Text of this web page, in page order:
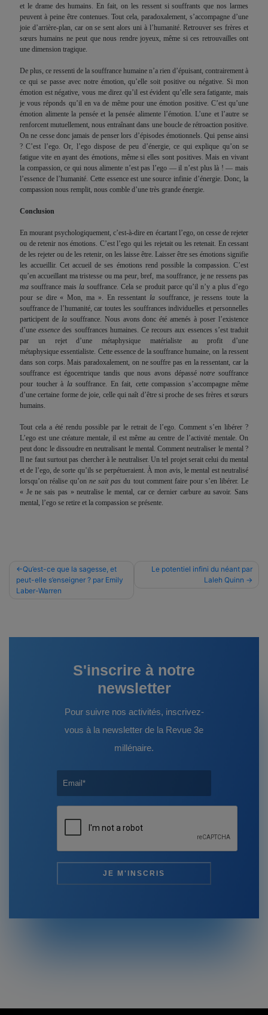
et le drame des humains. En fait, on les ressent si souffrants que nos larmes
peuvent à peine être contenues. Tout cela, paradoxalement, s’accompagne d’une
joie d’arrière-plan, car on se sent alors uni à l’humanité. Retrouver ses frères et
sœurs humains ne peut que nous rendre joyeux, même si ces retrouvailles ont
une dimension tragique.
De plus, ce ressenti de la souffrance humaine n’a rien d’épuisant, contrairement à
ce qui se passe avec notre émotion, qu’elle soit positive ou négative. Si mon
émotion est négative, vous me direz qu’il est évident qu’elle sera fatigante, mais
je vous réponds qu’il en va de même pour une émotion positive. C’est qu’une
émotion alimente la pensée et la pensée alimente l’émotion. L’une et l’autre se
renforcent mutuellement, nous entraînant dans une boucle de rétroaction positive.
On ne cesse donc jamais de penser lors d’épisodes émotionnels. Qui pense ainsi
? C’est l’ego. Or, l’ego dispose de peu d’énergie, ce qui explique qu’on se
fatigue vite en ayant des émotions, même si elles sont positives. Mais en vivant
la compassion, ce qui nous alimente n’est pas l’ego — il n’est plus là ! — mais
l’essence de l’humanité. Cette essence est une source infinie d’énergie. Donc, la
compassion nous remplit, nous comble d’une très grande énergie.
Conclusion
En mourant psychologiquement, c’est-à-dire en écartant l’ego, on cesse de rejeter
ou de retenir nos émotions. C’est l’ego qui les rejetait ou les retenait. En cessant
de les rejeter ou de les retenir, on les laisse être. Laisser être ses émotions signifie
les accueillir. Cet accueil de ses émotions rend possible la compassion. C’est
qu’en accueillant ma tristesse ou ma peur, bref, ma souffrance, je ne ressens pas
ma souffrance mais la souffrance. Cela se produit parce qu’il n’y a plus d’ego
pour se dire « Mon, ma ». En ressentantla souffrance, je ressens toute la
souffrance de l’humanité, car toutes les souffrances individuelles et personnelles
participent de lasouffrance. Nous avons donc été amenés à poser l’existence
d’uneessence des souffrances humaines. Ce recours aux essences s’est traduit
par un rejet d’une métaphysique matérialiste au profit d’une
métaphysique essentialiste. Cette essence de la souffrance humaine, on la ressent
dans son corps. Mais paradoxalement, on ne souffre pas en la ressentant, car la
souffrance est égocentrique tandis que nous avons dépassénotresouffrance
pour toucher à lasouffrance. En fait, cette compassion s’accompagne même
d’une certaine forme de joie, celle qui naît d’être si proche de ses frères et sœurs
humains.
Tout cela a été rendu possible par le retrait de l’ego. Comment s’en libérer ?
L’ego est une créature mentale, il est même au centre de l’activité mentale. On
peut donc le dissoudre en neutralisant le mental. Comment neutraliser le mental ?
Il ne faut surtout pas chercher à le neutraliser. Un tel projet serait celui du mental
et de l’ego, de sorte qu’ils se perpétueraient. À mon avis, le mental est neutralisé
lorsqu’on réalise qu’onne sait pas du tout comment faire pour s’en libérer. Le
« Je ne sais pas » neutralise le mental, car ce dernier carbure au savoir. Sans
mental, l’ego se retire et la compassion se présente.
Navigation
de
Qu’est-ce que la sagesse, et
peut-elle s’enseigner ? par Emily
Laber-Warren
Le potentiel infini du néant par
Laleh Quinn
S'inscrire à notre
newsletter
Pour suivre nos activités, inscrivez-
vous à la newsletter de la Revue 3e
millénaire.